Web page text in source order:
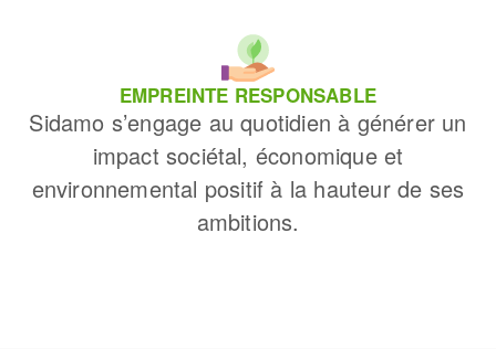
EMPREINTE RESPONSABLE
Sidamo s’engage au quotidien à générer un
impact sociétal, économique et
environnemental positif à la hauteur de ses
ambitions.